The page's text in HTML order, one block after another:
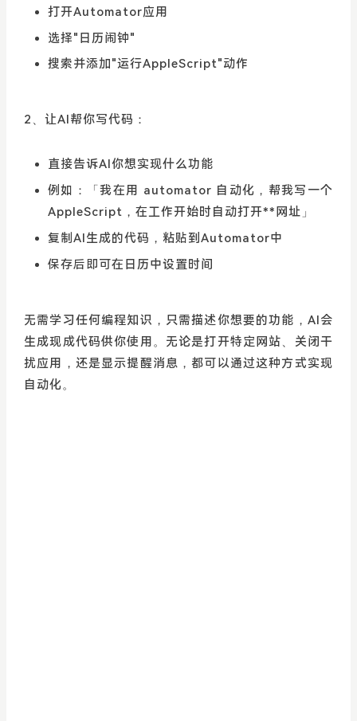
打开Automator应用
选择"日历闹钟"
搜索并添加"运行AppleScript"动作
2、让AI帮你写代码：
直接告诉AI你想实现什么功能
例如：「我在用 automator 自动化，帮我写一个
AppleScript，在工作开始时自动打开**网址」
复制AI生成的代码，粘贴到Automator中
保存后即可在日历中设置时间
无需学习任何编程知识，只需描述你想要的功能，AI会
生成现成代码供你使用。无论是打开特定网站、关闭干
扰应用，还是显示提醒消息，都可以通过这种方式实现
自动化。